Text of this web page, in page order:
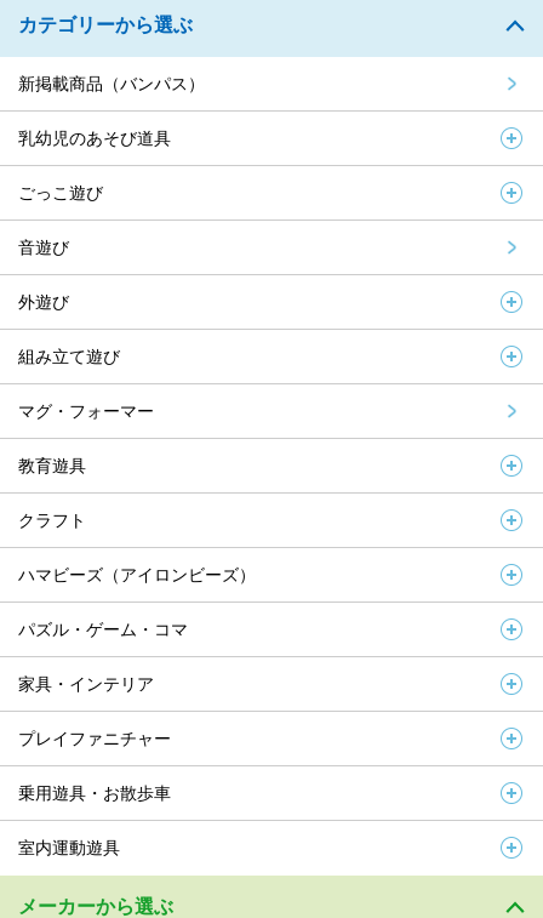
カテゴリーから選ぶ
新掲載商品（バンパス）
乳幼児のあそび道具
ごっこ遊び
音遊び
外遊び
組み立て遊び
マグ・フォーマー
教育遊具
クラフト
ハマビーズ（アイロンビーズ）
パズル・ゲーム・コマ
家具・インテリア
プレイファニチャー
乗用遊具・お散歩車
室内運動遊具
メーカーから選ぶ